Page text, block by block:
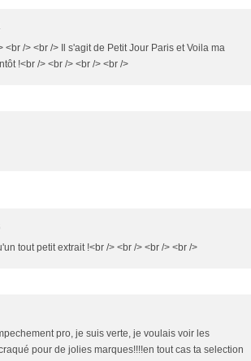
<br /> <br /> Il s'agit de Petit Jour Paris et Voila ma
!<br /> <br /> <br /> <br />
tout petit extrait !<br /> <br /> <br /> <br />
pro, je suis verte, je voulais voir les
pour de jolies marques!!!!en tout cas ta selection